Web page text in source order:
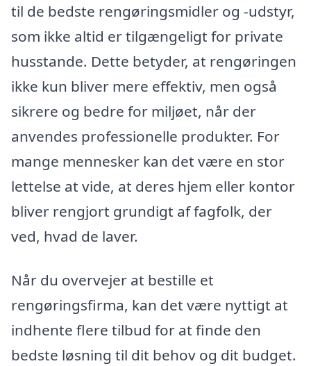
til de bedste rengøringsmidler og -udstyr,
som ikke altid er tilgængeligt for private
husstande. Dette betyder, at rengøringen
ikke kun bliver mere effektiv, men også
sikrere og bedre for miljøet, når der
anvendes professionelle produkter. For
mange mennesker kan det være en stor
lettelse at vide, at deres hjem eller kontor
bliver rengjort grundigt af fagfolk, der
ved, hvad de laver.
Når du overvejer at bestille et
rengøringsfirma, kan det være nyttigt at
indhente flere tilbud for at finde den
bedste løsning til dit behov og dit budget.